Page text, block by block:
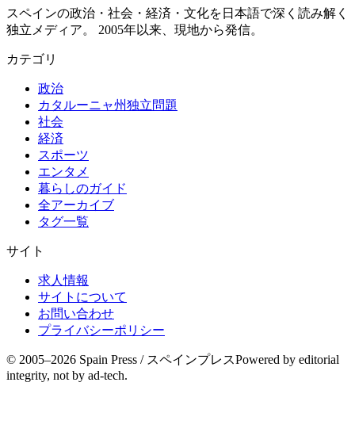
スペインの政治・社会・経済・文化を日本語で深く読み解く
独立メディア。 2005年以来、現地から発信。
カテゴリ
政治
カタルーニャ州独立問題
社会
経済
スポーツ
エンタメ
暮らしのガイド
全アーカイブ
タグ一覧
サイト
求人情報
サイトについて
お問い合わせ
プライバシーポリシー
© 2005–2026 Spain Press / スペインプレスPowered by editorial
integrity, not by ad-tech.